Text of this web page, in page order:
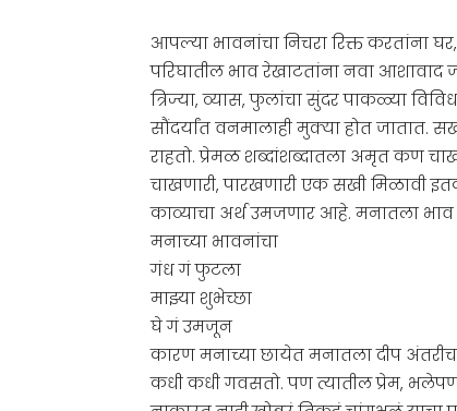
आपल्या भावनांचा निचरा रिक्त करतांना
परिघातील भाव रेखाटतांना नवा
त्रिज्या, व्यास, फुलांचा सुंदर पाकळ्या
सौंदर्यांत वनमालाही मुक्या होत जातात.
राहतो. प्रेमळ शब्दांशब्दातला अमृत कण
चाखणारी, पारखणारी एक सखी मिळावी
काव्याचा अर्थ उमजणार आहे. मनातला
मनाच्या भावनांचा
गंध गं फुटला
माझ्या शुभेच्छा
घे गं उमजून
कारण मनाच्या छायेत मनातला दीप
कधी कधी गवसतो. पण त्यातील प्रेम,